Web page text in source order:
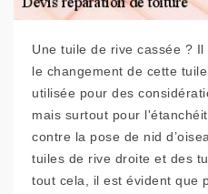
Une tuile de rive cassée ?
le changement de cette
utilisée pour des
mais surtout pour
contre la pose de nid
tuiles de rive droite et des
tout cela, il est évident que